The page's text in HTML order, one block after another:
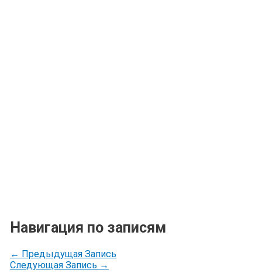
Навигация по записям
← Предыдущая Запись
Следующая Запись →